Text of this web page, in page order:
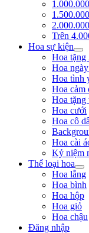
Trên
Hoa sự kiện
Hoa tặng
Hoa
Hoa tình
Hoa cảm
Hoa tặng
Hoa cưới
Hoa cô
Hoa cài
Kỷ niệm
Thể loại hoa
Hoa lẵng
Hoa bình
Hoa hộp
Hoa giỏ
Hoa chậu
Đăng nhập